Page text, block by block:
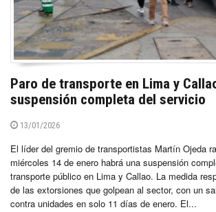
Paro de transporte en Lima y
suspensión completa del servicio
13/01/2026
El líder del gremio de transportistas Martín Ojeda
miércoles 14 de enero habrá una suspensión
transporte público en Lima y Callao. La medida
de las extorsiones que golpean al sector, con un
contra unidades en solo 11 días de enero. El...